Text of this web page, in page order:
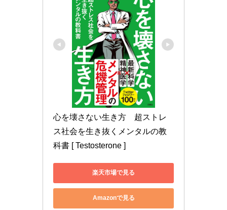
心を壊さない生き方　超ストレ
ス社会を生き抜くメンタルの教
科書 [ Testosterone ]
楽天市場で見る
Amazonで見る